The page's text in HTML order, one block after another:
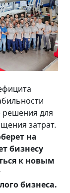
для
затрат.
на
бизнесу
к новым
бизнеса.